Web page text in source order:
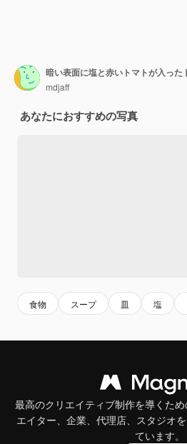
mdjaff
あなたにおすすめの写真
食物 スープ 皿 塩
最高のクリエイティブ制作を導くた
エイター、企業、代理店、スタジオ
ています。